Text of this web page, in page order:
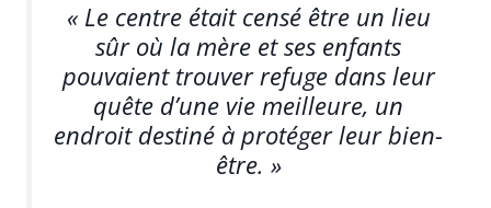
« Le centre était censé être un lieu
sûr où la mère et ses enfants
pouvaient trouver refuge dans leur
quête d’une vie meilleure, un
endroit destiné à protéger leur bien-
être. »